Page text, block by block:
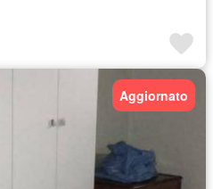
Aggiornato